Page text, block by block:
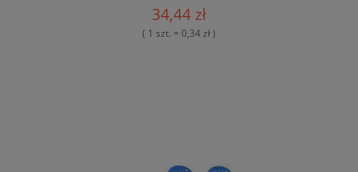
34,44 zł
( 1 szt. = 0,34 zł )